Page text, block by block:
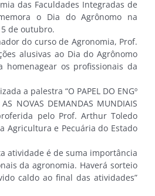
das Faculdades Integradas de
o Dia do Agrônomo na
de outubro.
do curso de Agronomia, Prof.
alusivas ao Dia do Agrônomo
homenagear os profissionais da
a palestra “O PAPEL DO ENGº
NOVAS DEMANDAS MUNDIAIS
proferida pelo Prof. Arthur Toledo
Agricultura e Pecuária do Estado
atividade é de suma importância
da agronomia. Haverá sorteio
caldo ao final das atividades”